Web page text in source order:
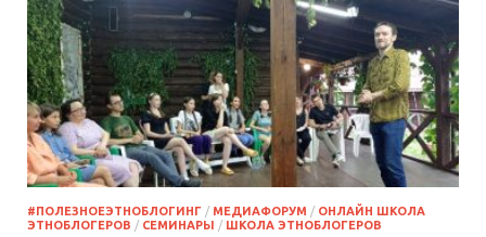
#ПОЛЕЗНОЕЭТНОБЛОГИНГ / МЕДИАФОРУМ / ОНЛАЙН ШКОЛА
ЭТНОБЛОГЕРОВ / СЕМИНАРЫ / ШКОЛА ЭТНОБЛОГЕРОВ